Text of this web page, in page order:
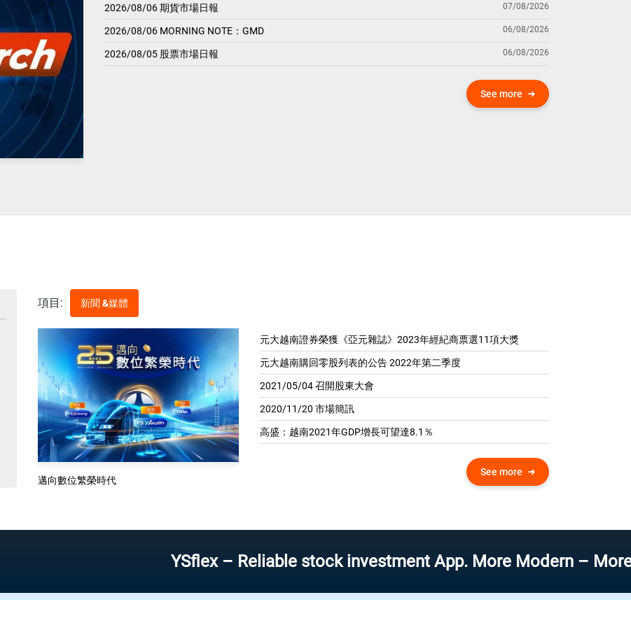
2026/08/06 期貨市場日報 07/08/2026
2026/08/06 MORNING NOTE：GMD 06/08/2026
2026/08/05 股票市場日報 06/08/2026
See more
項目: 新聞 &媒體
邁向數位繁榮時代
元大越南證券榮獲《亞元雜誌》2023年經紀商票選11項大獎
元大越南購回零股列表的公告 2022年第二季度
2021/05/04 召開股東大會
2020/11/20 市場簡訊
高盛：越南2021年GDP增​​長可望達8.1％
See more
YSflex – Reliable stock investment App. More Modern – More Speed